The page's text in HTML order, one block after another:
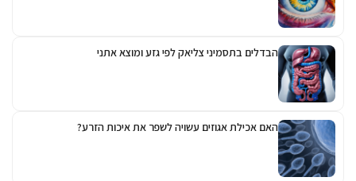
הבדלים בתסמיני צליאק לפי גזע ומוצא אתני
האם אכילת אגוזים עשויה לשפר את איכות הזרע?